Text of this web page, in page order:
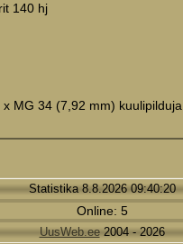
140 hj
MG 34 (7,92 mm) kuulipilduja
Statistika 8.8.2026 09:40:20
Online: 5
UusWeb.ee2004 - 2026